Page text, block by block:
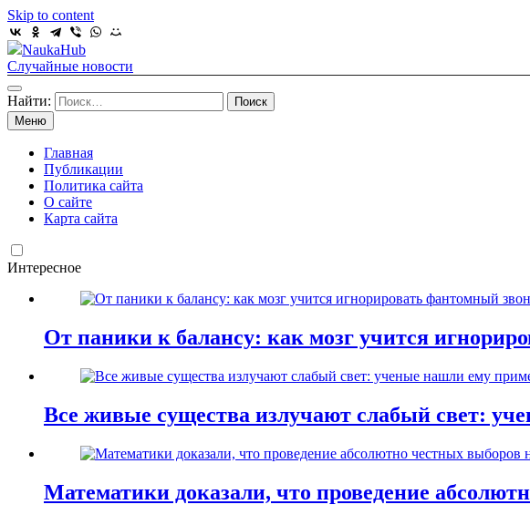
Skip to content
NaukaHub
Случайные новости
Найти:
Меню
Главная
Публикации
Политика сайта
О сайте
Карта сайта
Интересное
От паники к балансу: как мозг учится
Все живые существа излучают слабый свет:
Математики доказали, что проведение